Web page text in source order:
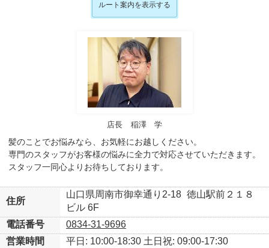
ルート案内を表示する
店長 稲澤 学
髪のことでお悩みなら、お気軽にお越しください。
専門のスタッフがお客様の悩みに全力で対応させていただきます。
スタッフ一同心よりお待ちしております。
住所
山口県周南市御幸通り2-18 徳山駅前２１８
ビル 6F
電話番号
0834-31-9696
営業時間
平日: 10:00-18:30 土日祝: 09:00-17:30